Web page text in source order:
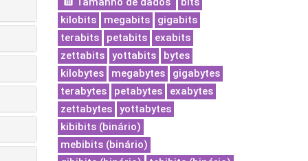
kilobits
megabits
gigabits
terabits
petabits
exabits
zettabits
yottabits
bytes
kilobytes
megabytes
gigabytes
terabytes
petabytes
exabytes
zettabytes
yottabytes
kibibits (binário)
mebibits (binário)